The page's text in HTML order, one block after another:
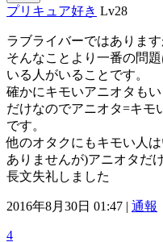
プリキュア好き Lv28
ラブライバーではありま
そんなことより一番の問
いる人がいることです。
確かにキモいアニオタも
だけなのでアニオタ=キモ
です。
他のオタクにもキモい人
ありませんが)アニオタだ
長文失礼しました
2016年8月30日 01:47 | 通報
4